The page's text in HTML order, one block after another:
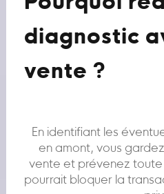
diagnostic
vente ?
En identifiant les
en amont, vous
vente et prévenez toute
pourrait bloquer la